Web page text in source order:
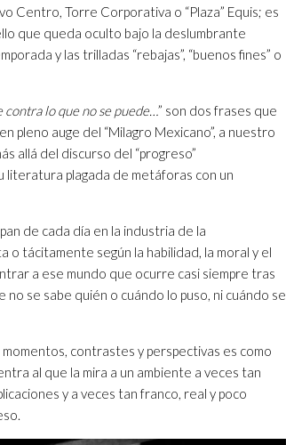
Centro, Torre Corporativa o “Plaza” Equis; es
que queda oculto bajo la deslumbrante
y las trilladas “rebajas”, “buenos fines” o
contra lo que no se puede…” son dos frases que
pleno auge del “Milagro Mexicano”, a nuestro
allá del discurso del “progreso”
literatura plagada de metáforas con un
de cada día en la industria de la
o tácitamente según la habilidad, la moral y el
a ese mundo que ocurre casi siempre tras
se sabe quién o cuándo lo puso, ni cuándo se
contrastes y perspectivas es como
al que la mira a un ambiente a veces tan
y a veces tan franco, real y poco